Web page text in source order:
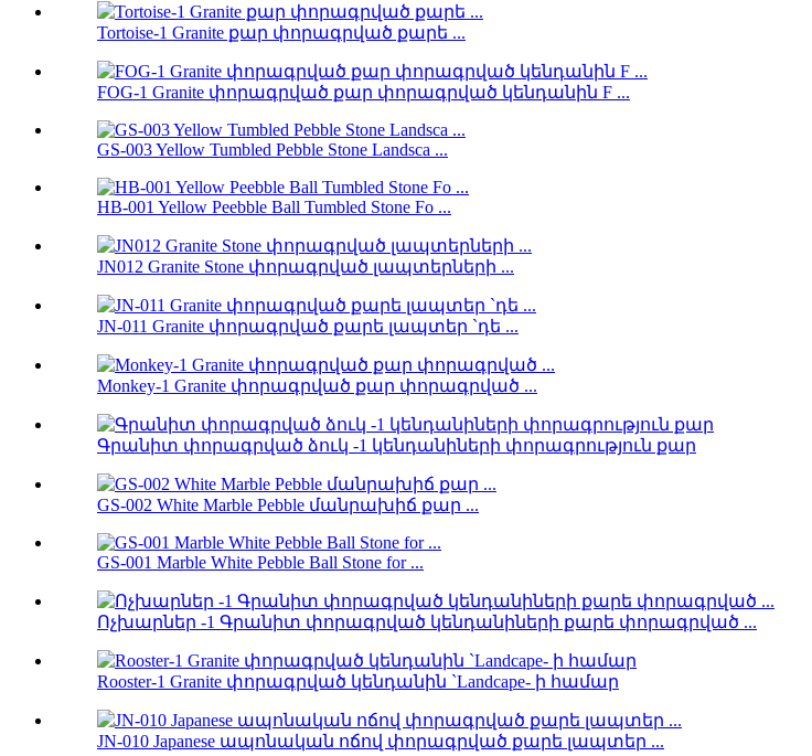
Tortoise-1 Granite քար փորագրված քարե ...
FOG-1 Granite փորագրված քար փորագրված կենդանին F ...
GS-003 Yellow Tumbled Pebble Stone Landsca ...
HB-001 Yellow Peebble Ball Tumbled Stone Fo ...
JN012 Granite Stone փորագրված լապտերների ...
JN-011 Granite փորագրված քարե լապտեր `դե ...
Monkey-1 Granite փորագրված քար փորագրված ...
Գրանիտ փորագրված ձուկ -1 կենդանիների փորագրություն քար
GS-002 White Marble Pebble մանրախիճ քար ...
GS-001 Marble White Pebble Ball Stone for ...
Ոչխարներ -1 Գրանիտ փորագրված կենդանիների քարե փորագրված ...
Rooster-1 Granite փորագրված կենդանին `Landcape- ի համար
JN-010 Japanese ապոնական ոճով փորագրված քարե լապտեր ...